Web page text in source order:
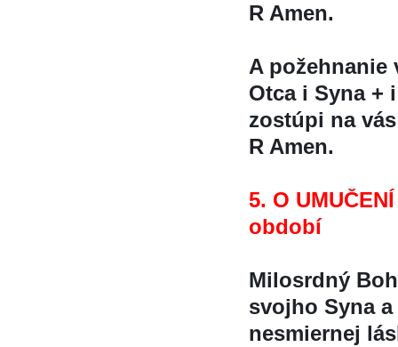
R Amen.
A požehnanie
Otca i Syna +
zostúpi na
R Amen.
5. O
období
Milosrdný
svojho Syna
nesmiernej